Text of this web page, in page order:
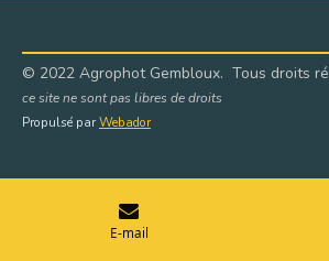
© 2022 Agrophot Gembloux. Tous droits
ce site ne sont pas libres de droits
Propulsé parWebador
E-mail